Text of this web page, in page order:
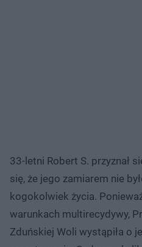
33-letni Robert S. przyznał
się, że jego zamiarem nie
kogokolwiek życia.
warunkach multirecydywy,
Zduńskiej Woli wystąpiła o